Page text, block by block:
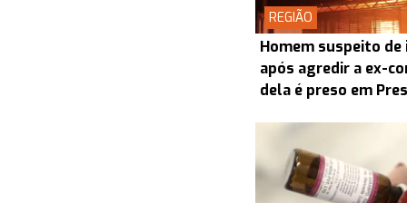
REGIÃO
Homem suspeito de
após agredir a ex-
dela é preso em